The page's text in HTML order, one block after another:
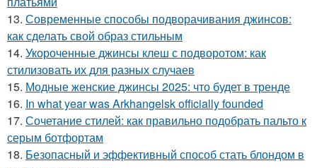
13. Современные способы подворачивания джинсов:
как сделать свой образ стильным
14. Укороченные джинсы клеш с подворотом: как
стилизовать их для разных случаев
15. Модные женские джинсы 2025: что будет в тренде
16. In what year was Arkhangelsk officially founded
17. Сочетание стилей: как правильно подобрать пальто к
серым ботфортам
18. Безопасный и эффективный способ стать блондом в